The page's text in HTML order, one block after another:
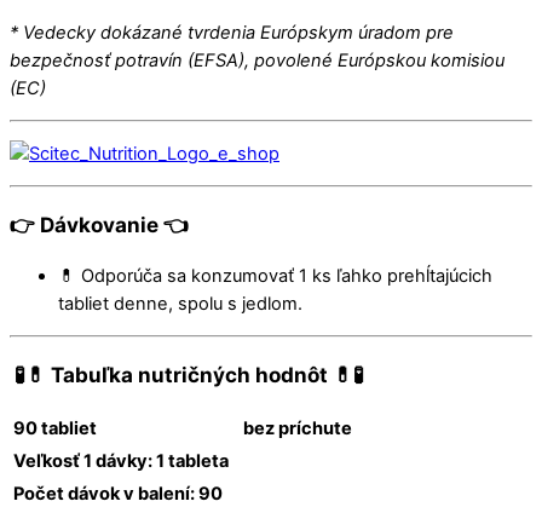
* Vedecky dokázané tvrdenia Európskym úradom pre
bezpečnosť potravín (EFSA), povolené Európskou komisiou
(EC)
👉 Dávkovanie 👈
💊 Odporúča sa konzumovať 1 ks ľahko prehĺtajúcich
tabliet denne, spolu s jedlom.
🧪💊 Tabuľka nutričných hodnôt 💊🧪
90 tabliet
bez príchute
Veľkosť 1 dávky: 1 tableta
Počet dávok v balení: 90